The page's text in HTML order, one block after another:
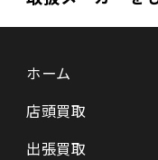
ホーム
店頭買取
出張買取